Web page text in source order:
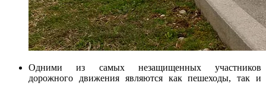
Одними из самых незащищенных участников
дорожного движения являются как пешеходы, так и